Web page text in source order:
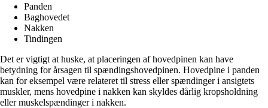
Panden
Baghovedet
Nakken
Tindingen
Det er vigtigt at huske, at placeringen af hovedpinen kan have
betydning for årsagen til spændingshovedpinen. Hovedpine i panden
kan for eksempel være relateret til stress eller spændinger i ansigtets
muskler, mens hovedpine i nakken kan skyldes dårlig kropsholdning
eller muskelspændinger i nakken.